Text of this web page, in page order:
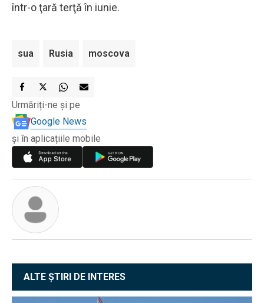
într-o ţară terţă în iunie.
sua Rusia moscova
Urmăriți-ne și pe
Google News
și în aplicațiile mobile
ALTE ȘTIRI DE INTERES